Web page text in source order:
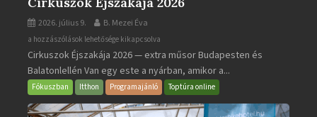
2026. július 9. B. Mezei Éva
Cirkuszok
Éjszakája
2026
bejegyzéshez
a hozzászólások lehetősége kikapcsolva
Cirkuszok Éjszakája 2026 — extra műsor Budapesten és
Balatonlellén Van egy este a nyárban, amikor a...
Fókuszban Itthon Programajánló Toptúra online